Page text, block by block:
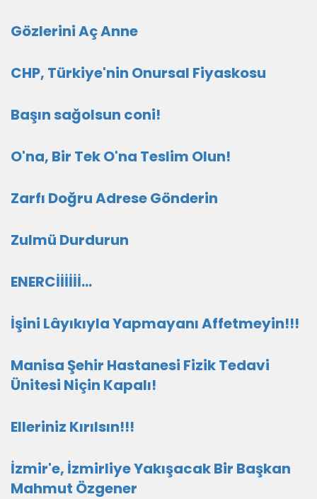
Gözlerini Aç Anne
CHP, Türkiye'nin Onursal Fiyaskosu
Başın sağolsun coni!
O'na, Bir Tek O'na Teslim Olun!
Zarfı Doğru Adrese Gönderin
Zulmü Durdurun
ENERCİİİİİİ...
İşini Lâyıkıyla Yapmayanı Affetmeyin!!!
Manisa Şehir Hastanesi Fizik Tedavi
Ünitesi Niçin Kapalı!
Elleriniz Kırılsın!!!
İzmir'e, İzmirliye Yakışacak Bir Başkan
Mahmut Özgener